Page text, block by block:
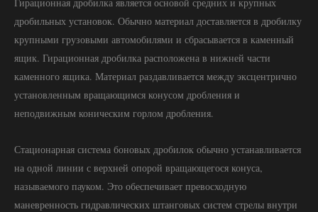
дробильных установок. Обычно материал доставляется в дробилку
крупными грузовыми автомобилями и сбрасывается в каменный
ящик. Гирационная дробилка расположена в нижней части
каменного ящика. Материал раздавливается между эксцентрично
установленным вращающимся конусом дробления и
неподвижным коническим горлом дробления.
Стационарная система боновых дробилок обычно устанавливается
на одной линии с верхней опорой вращающегося конуса,
называемого пауком. Это обеспечивает превосходную
маневренность гидравлических штанговых систем стрелы внутри